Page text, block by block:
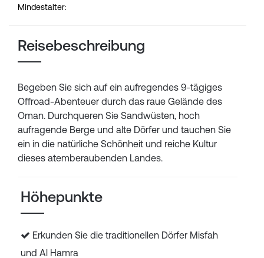
Mindestalter:
Reisebeschreibung
Begeben Sie sich auf ein aufregendes 9-tägiges
Offroad-Abenteuer durch das raue Gelände des
Oman. Durchqueren Sie Sandwüsten, hoch
aufragende Berge und alte Dörfer und tauchen Sie
ein in die natürliche Schönheit und reiche Kultur
dieses atemberaubenden Landes.
Höhepunkte
Erkunden Sie die traditionellen Dörfer Misfah
und Al Hamra